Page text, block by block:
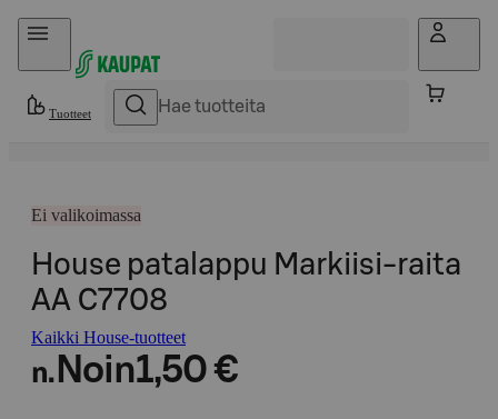
Hyppää sisältöön
Tuotteet
Ei valikoimassa
House patalappu Markiisi-raita
AA C7708
Kaikki House-tuotteet
n. Noin1,50 €